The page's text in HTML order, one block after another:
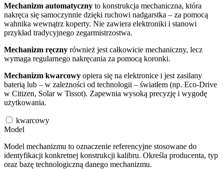
Mechanizm automatyczny to konstrukcja mechaniczna, która
nakręca się samoczynnie dzięki ruchowi nadgarstka – za pomocą
wahnika wewnątrz koperty. Nie zawiera elektroniki i stanowi
przykład tradycyjnego zegarmistrzostwa.
Mechanizm ręczny również jest całkowicie mechaniczny, lecz
wymaga regularnego nakręcania za pomocą koronki.
Mechanizm kwarcowy opiera się na elektronice i jest zasilany
baterią lub – w zależności od technologii – światłem (np. Eco-Drive
w Citizen, Solar w Tissot). Zapewnia wysoką precyzję i wygodę
użytkowania.
kwarcowy
Model
Model mechanizmu to oznaczenie referencyjne stosowane do
identyfikacji konkretnej konstrukcji kalibru. Określa producenta, typ
oraz bazę technologiczną danego mechanizmu.